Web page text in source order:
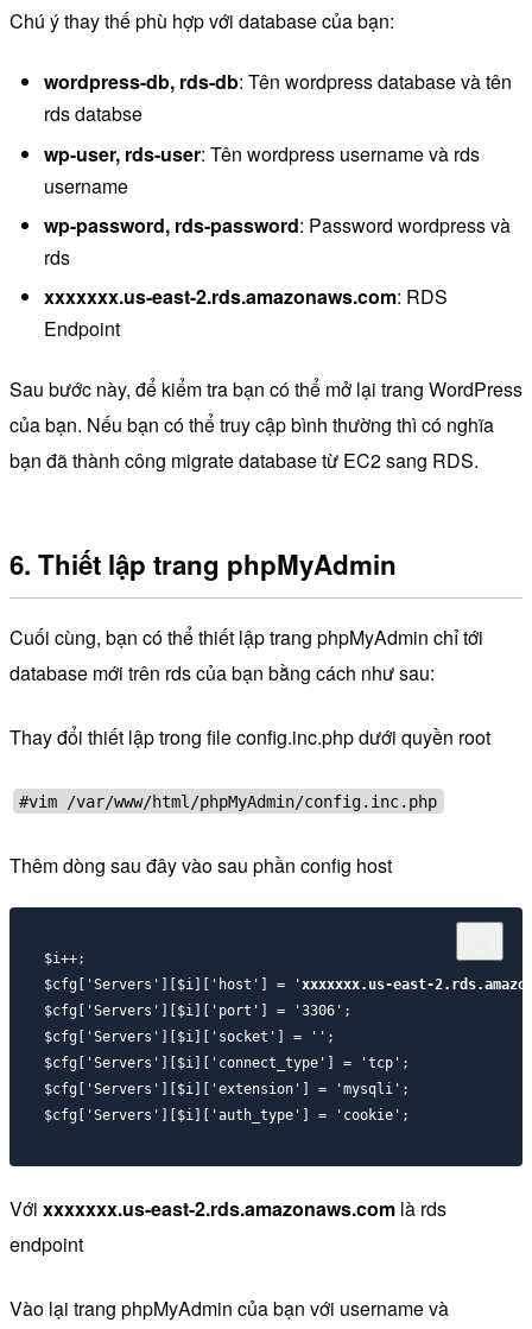
Chú ý thay thế phù hợp với database của bạn:
wordpress-db, rds-db: Tên wordpress database và tên
rds databse
wp-user, rds-user: Tên wordpress username và rds
username
wp-password, rds-password: Password wordpress và
rds
xxxxxxx.us-east-2.rds.amazonaws.com: RDS
Endpoint
Sau bước này, để kiểm tra bạn có thể mở lại trang WordPress
của bạn. Nếu bạn có thể truy cập bình thường thì có nghĩa
bạn đã thành công migrate database từ EC2 sang RDS.
6. Thiết lập trang phpMyAdmin
Cuối cùng, bạn có thể thiết lập trang phpMyAdmin chỉ tới
database mới trên rds của bạn bằng cách như sau:
Thay đổi thiết lập trong file config.inc.php dưới quyền root
#vim /var/www/html/phpMyAdmin/config.inc.php
Thêm dòng sau đây vào sau phần config host
$i++;
$cfg['Servers'][$i]['host'] = 'xxxxxxx.us-east-
$cfg['Servers'][$i]['port'] = '3306';
$cfg['Servers'][$i]['socket'] = '';
$cfg['Servers'][$i]['connect_type'] = 'tcp';
$cfg['Servers'][$i]['extension'] = 'mysqli';
$cfg['Servers'][$i]['auth_type'] = 'cookie';
Với xxxxxxx.us-east-2.rds.amazonaws.com là rds
endpoint
Vào lại trang phpMyAdmin của bạn với username và